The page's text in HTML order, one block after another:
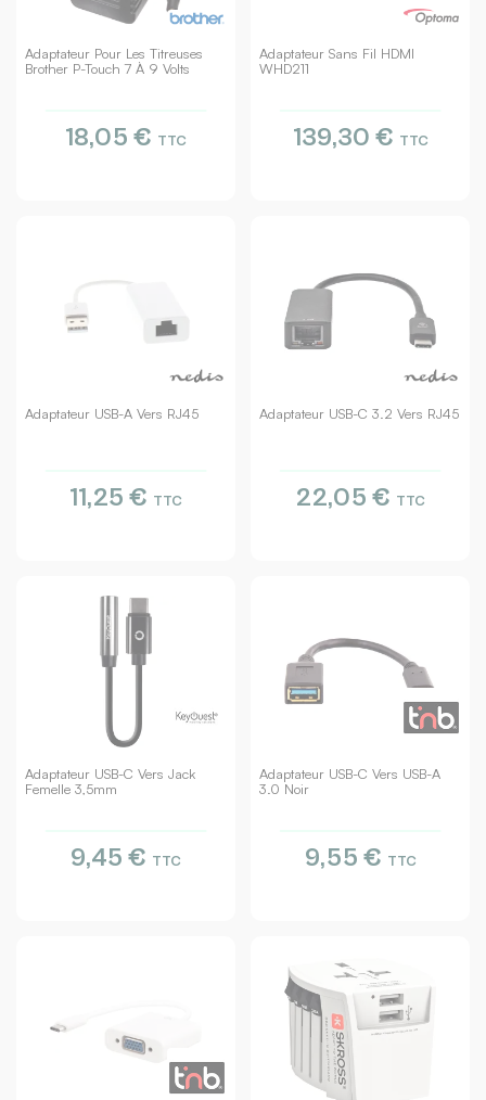
Adaptateur Pour Les Titreuses
Brother P-Touch 7 À 9 Volts
18,05 € TTC
Adaptateur Sans Fil HDMI
WHD211
139,30 € TTC
Adaptateur USB-A Vers RJ45
11,25 € TTC
Adaptateur USB-C 3.2 Vers RJ45
22,05 € TTC
Adaptateur USB-C Vers Jack
Femelle 3,5mm
9,45 € TTC
Adaptateur USB-C Vers USB-A
3.0 Noir
9,55 € TTC